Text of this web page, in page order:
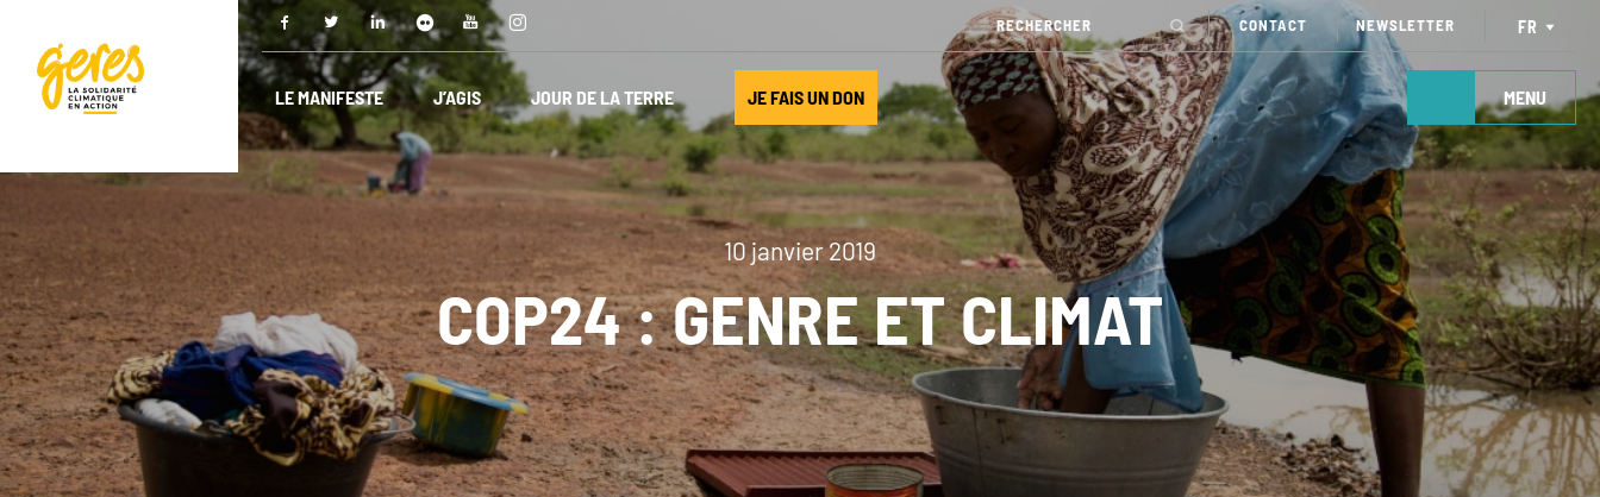
CONTACT NEWSLETTER FR
LE MANIFESTE J’AGIS JOUR DE LA TERRE JE FAIS UN DON MENU
10 janvier 2019
COP24 : GENRE ET CLIMAT